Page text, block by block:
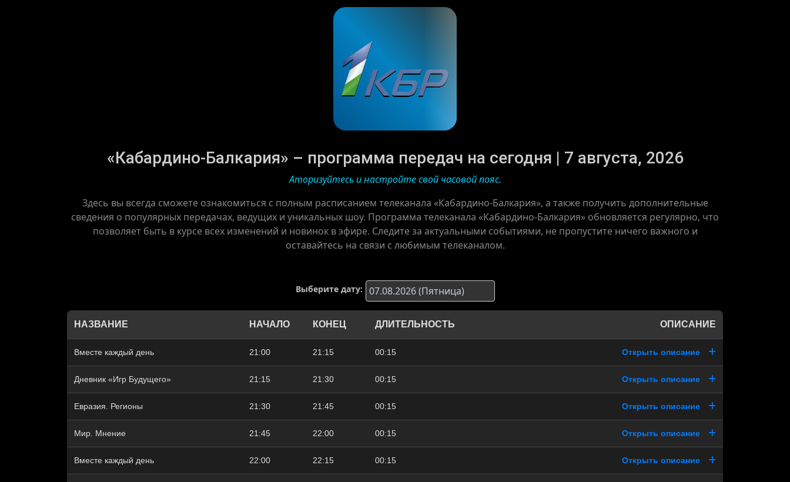
«Кабардино-Балкария» – программа передач на сегодня | 7 августа, 2026
Аторизуйтесь и настройте свой часовой пояс.
Здесь вы всегда сможете ознакомиться с полным расписанием телеканала «Кабардино-Балкария», а также получить дополнительные
сведения о популярных передачах, ведущих и уникальных шоу. Программа телеканала «Кабардино-Балкария» обновляется регулярно, что
позволяет быть в курсе всех изменений и новинок в эфире. Следите за актуальными событиями, не пропустите ничего важного и
оставайтесь на связи с любимым телеканалом.
Выберите дату:
НАЗВАНИЕ НАЧАЛО КОНЕЦ ДЛИТЕЛЬНОСТЬ ОПИСАНИЕ
Вместе каждый день 21:00 21:15 00:15 Открыть описание
Дневник «Игр Будущего» 21:15 21:30 00:15 Открыть описание
Евразия. Регионы 21:30 21:45 00:15 Открыть описание
Мир. Мнение 21:45 22:00 00:15 Открыть описание
Вместе каждый день 22:00 22:15 00:15 Открыть описание